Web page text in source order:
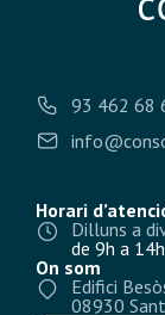
93 462 68
Horari
Dilluns a
de 9h a 14h
On som
Edifici
08930